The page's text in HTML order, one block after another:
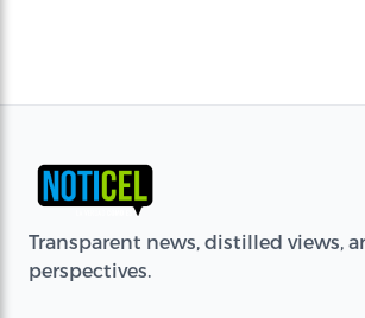
Transparent news, distilled views,
perspectives.